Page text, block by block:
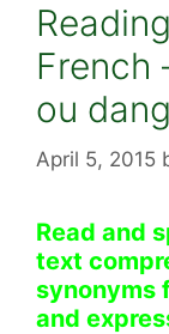
French
ou
April 5, 2015
Read and
text
synonyms
and